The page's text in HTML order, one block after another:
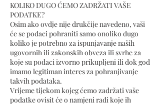
KOLIKO DUGO ĆEMO ZADRŽATI VAŠE
PODATKE?
Osim ako ovdje nije drukčije navedeno, vaši
će se podaci pohraniti samo onoliko dugo
koliko je potrebno za ispunjavanje naših
ugovornih ili zakonskih obveza ili svrhe za
koje su podaci izvorno prikupljeni ili dok god
imamo legitiman interes za pohranjivanje
takvih podataka.
Vrijeme tijekom kojeg ćemo zadržati vaše
podatke ovisit će o namjeni radi koje ih